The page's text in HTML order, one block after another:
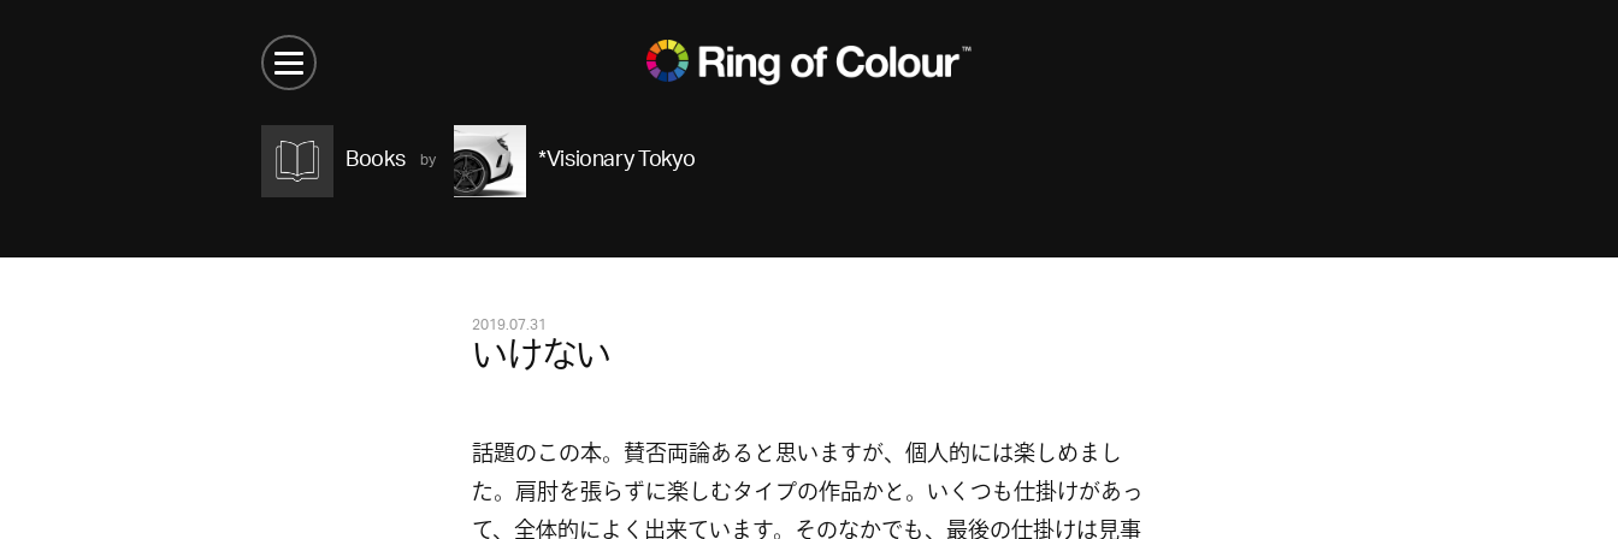
Books *Visionary Tokyo
2019.07.31
いけない
話題のこの本。賛否両論あると思いますが、個人的には楽しめまし
た。肩肘を張らずに楽しむタイプの作品かと。いくつも仕掛けがあっ